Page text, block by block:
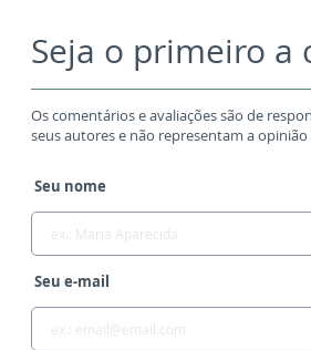
Seja o primeiro a
Os comentários e avaliações são de
seus autores e não representam a
Seu nome
Seu e-mail